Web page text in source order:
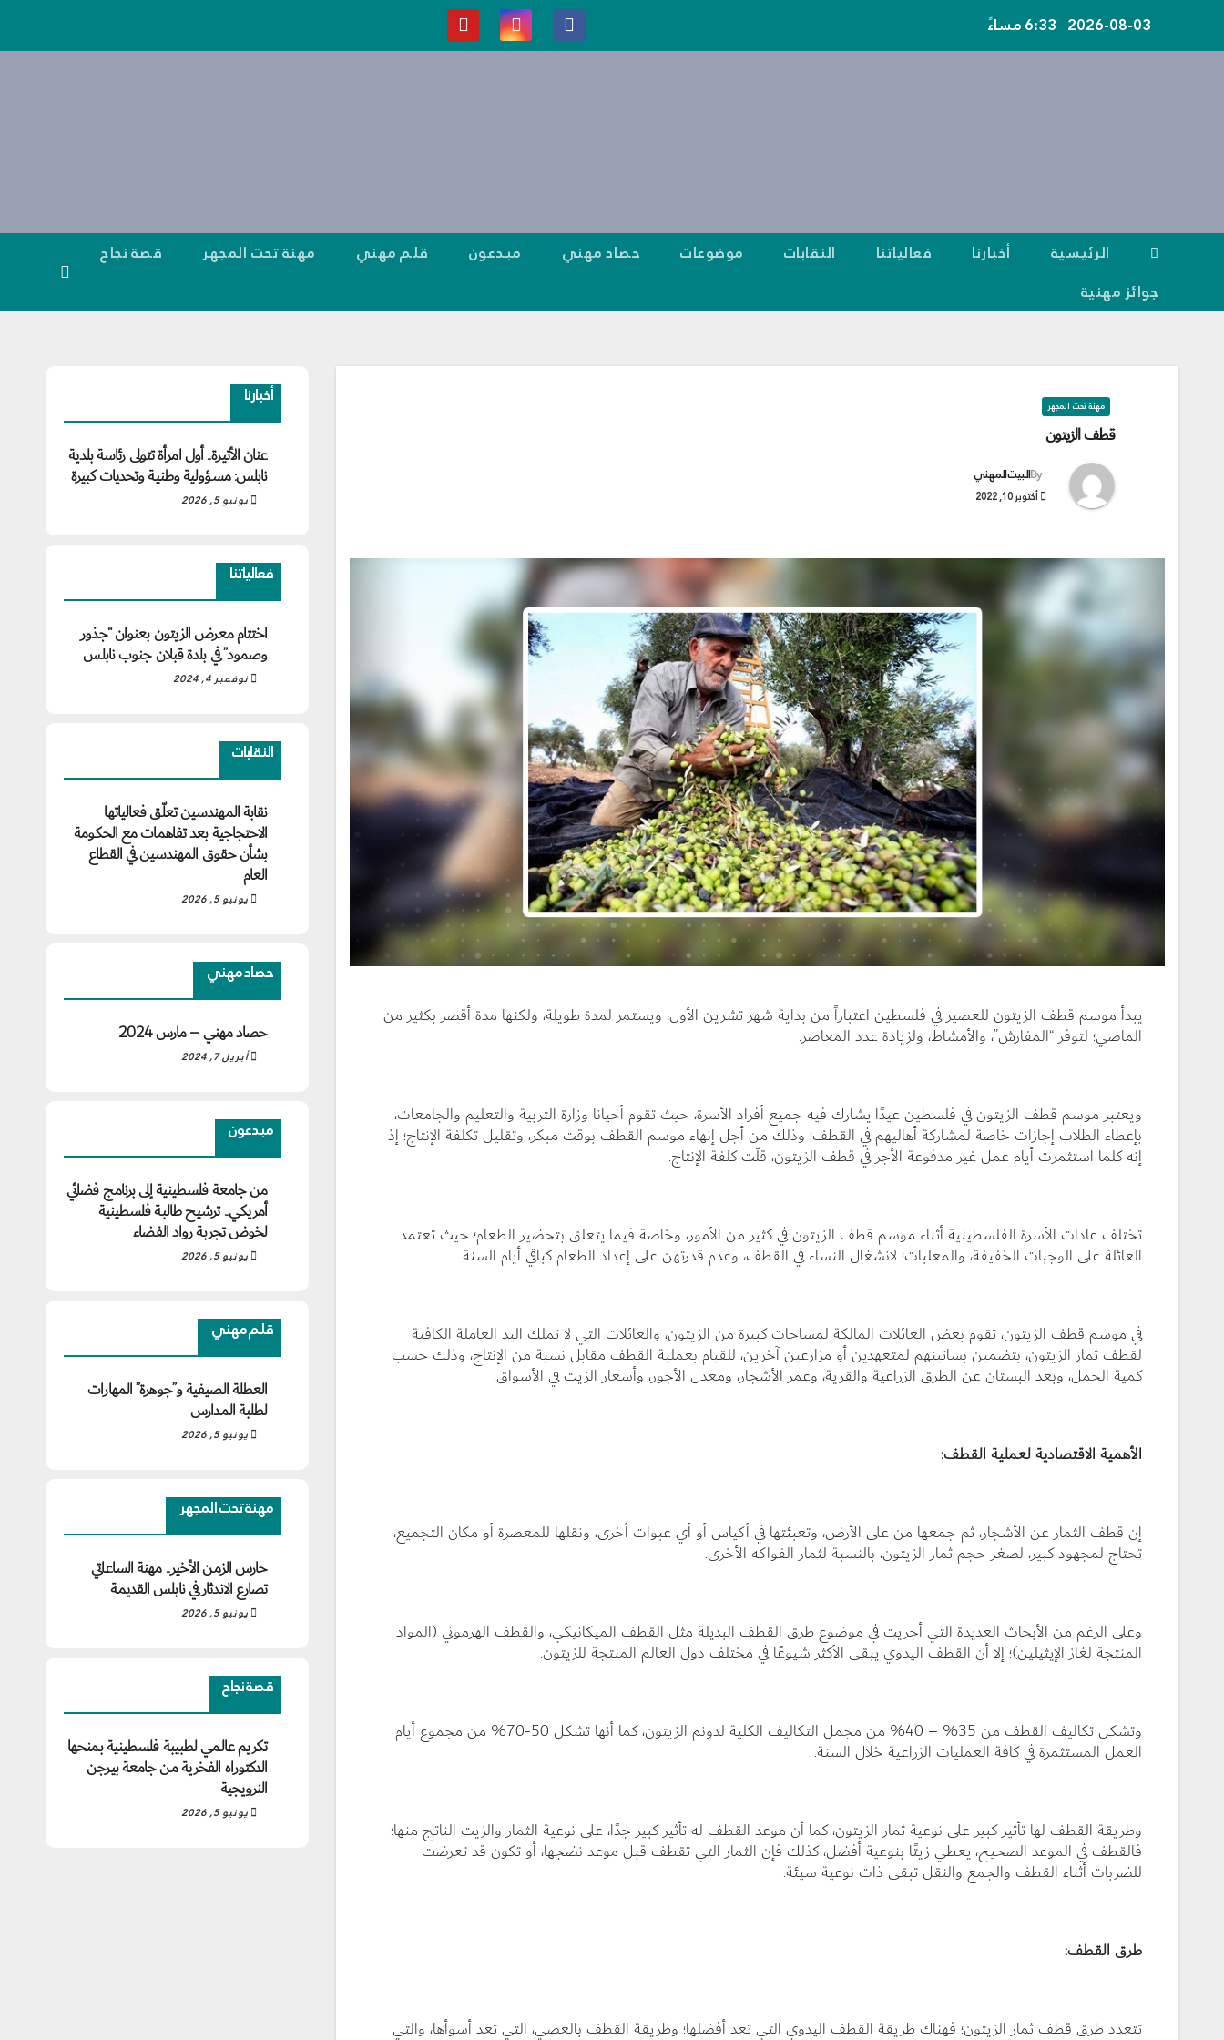
content
2026-08-03 6:33 مساءً
الرئيسية أخبارنا فعالياتنا النقابات موضوعات حصاد مهني مبدعون قلم مهني مهنة تحت المجهر
قصة نجاح
جوائز مهنية
مهنة تحت المجهر
قطف الزيتون
Byالبيت المهني
أكتوبر 10, 2022
يبدأ موسم قطف الزيتون للعصير في فلسطين اعتباراً من بداية شهر تشرين الأول، ويستمر لمدة طويلة، ولكنها مدة أقصر بكثير من
الماضي؛ لتوفر “المفارش”، والأمشاط، ولزيادة عدد المعاصر.
ويعتبر موسم قطف الزيتون في فلسطين عيدًا يشارك فيه جميع أفراد الأسرة، حيث تقوم أحيانا وزارة التربية والتعليم والجامعات،
بإعطاء الطلاب إجازات خاصة لمشاركة أهاليهم في القطف؛ وذلك من أجل إنهاء موسم القطف بوقت مبكر، وتقليل تكلفة الإنتاج؛ إذ
إنه كلما استثمرت أيام عمل غير مدفوعة الأجر في قطف الزيتون، قلّت كلفة الإنتاج.
تختلف عادات الأسرة الفلسطينية أثناء موسم قطف الزيتون في كثير من الأمور، وخاصة فيما يتعلق بتحضير الطعام؛ حيث تعتمد
العائلة على الوجبات الخفيفة، والمعلبات؛ لانشغال النساء في القطف، وعدم قدرتهن على إعداد الطعام كباقي أيام السنة.
في موسم قطف الزيتون، تقوم بعض العائلات المالكة لمساحات كبيرة من الزيتون، والعائلات التي لا تملك اليد العاملة الكافية
لقطف ثمار الزيتون، بتضمين بساتينهم لمتعهدين أو مزارعين آخرين، للقيام بعملية القطف مقابل نسبة من الإنتاج، وذلك حسب
كمية الحمل، وبعد البستان عن الطرق الزراعية والقرية، وعمر الأشجار، ومعدل الأجور، وأسعار الزيت في الأسواق.
الأهمية الاقتصادية لعملية القطف:
إن قطف الثمار عن الأشجار، ثم جمعها من على الأرض، وتعبئتها في أكياس أو أي عبوات أخرى، ونقلها للمعصرة أو مكان التجميع،
تحتاج لمجهود كبير، لصغر حجم ثمار الزيتون، بالنسبة لثمار الفواكه الأخرى.
وعلى الرغم من الأبحاث العديدة التي أجريت في موضوع طرق القطف البديلة مثل القطف الميكانيكي، والقطف الهرموني (المواد
المنتجة لغاز الإيثيلين)؛ إلا أن القطف اليدوي يبقى الأكثر شيوعًا في مختلف دول العالم المنتجة للزيتون.
وتشكل تكاليف القطف من 35% – 40% من مجمل التكاليف الكلية لدونم الزيتون، كما أنها تشكل 50-70% من مجموع أيام
العمل المستثمرة في كافة العمليات الزراعية خلال السنة.
وطريقة القطف لها تأثير كبير على نوعية ثمار الزيتون، كما أن موعد القطف له تأثير كبير جدًا، على نوعية الثمار والزيت الناتج منها؛
فالقطف في الموعد الصحيح، يعطي زيتًا بنوعية أفضل، كذلك فإن الثمار التي تقطف قبل موعد نضجها، أو تكون قد تعرضت
للضربات أثناء القطف والجمع والنقل تبقى ذات نوعية سيئة.
طرق القطف:
تتعدد طرق قطف ثمار الزيتون؛ فهناك طريقة القطف اليدوي التي تعد أفضلها؛ وطريقة القطف بالعصي، التي تعد أسوأها، والتي
أخبارنا
عنان الأتيرة.. أول امرأة تتولى رئاسة بلدية
نابلس: مسؤولية وطنية وتحديات كبيرة
يونيو 5, 2026
فعالياتنا
اختتام معرض الزيتون بعنوان “جذور
وصمود” في بلدة قبلان جنوب نابلس
نوفمبر 4, 2024
النقابات
نقابة المهندسين تعلّق فعالياتها
الاحتجاجية بعد تفاهمات مع الحكومة
بشأن حقوق المهندسين في القطاع
العام
يونيو 5, 2026
حصاد مهني
حصاد مهني – مارس 2024
أبريل 7, 2024
مبدعون
من جامعة فلسطينية إلى برنامج فضائي
أمريكي.. ترشيح طالبة فلسطينية
لخوض تجربة رواد الفضاء
يونيو 5, 2026
قلم مهني
العطلة الصيفية و”جوهرة” المهارات
لطلبة المدارس
يونيو 5, 2026
مهنة تحت المجهر
حارس الزمن الأخير.. مهنة الساعاتي
تصارع الاندثار في نابلس القديمة
يونيو 5, 2026
قصة نجاح
تكريم عالمي لطبيبة فلسطينية بمنحها
الدكتوراه الفخرية من جامعة بيرجن
النرويجية
يونيو 5, 2026